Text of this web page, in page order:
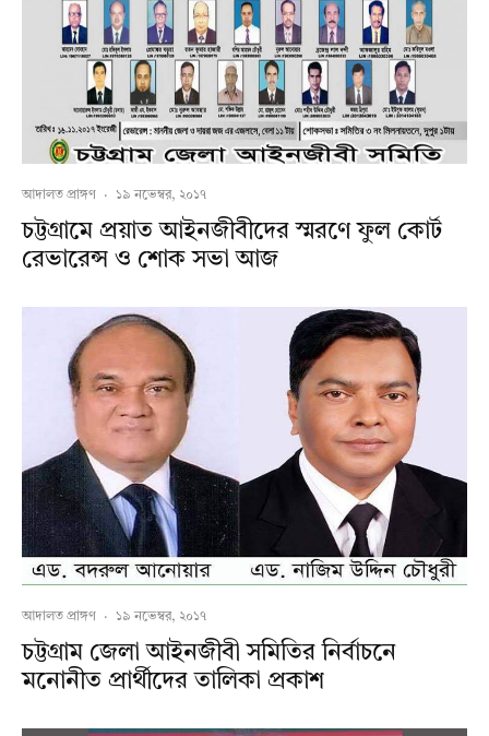
আদালত প্রাঙ্গণ · ১৯ নভেম্বর, ২০১৭
চট্টগ্রামে প্রয়াত আইনজীবীদের স্মরণে ফুল কোর্ট
রেভারেন্স ও শোক সভা আজ
আদালত প্রাঙ্গণ · ১৯ নভেম্বর, ২০১৭
চট্টগ্রাম জেলা আইনজীবী সমিতির নির্বাচনে
মনোনীত প্রার্থীদের তালিকা প্রকাশ